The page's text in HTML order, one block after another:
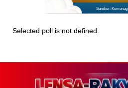
Sumber: Kemenag
Selected poll is not defined.